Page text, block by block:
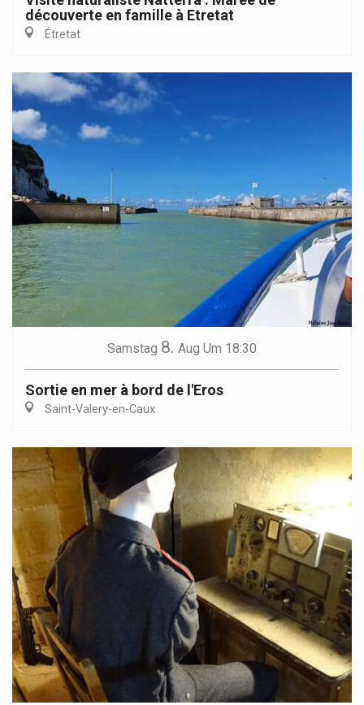
découverte en famille à Etretat
Étretat
Samstag 8. Aug Um 18:30
Sortie en mer à bord de l'Eros
Saint-Valery-en-Caux